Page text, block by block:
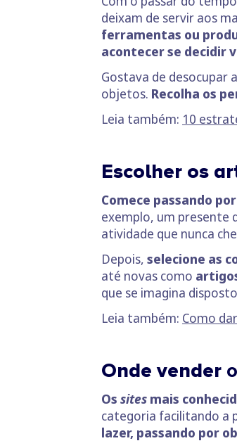
deixam de servir aos
ferramentas ou
acontecer se decidir
Gostava de desocupar
objetos. Recolha os
Leia também: 10
Escolher os
Comece passando
exemplo, um presente
atividade que nunca
Depois, selecione as
até novas como
que se imagina
Leia também: Como
Onde vender
Os sites mais
categoria facilitando a
lazer, passando por